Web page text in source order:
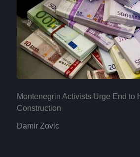
Montenegrin Activists Urge End to
Construction
Damir Zovic